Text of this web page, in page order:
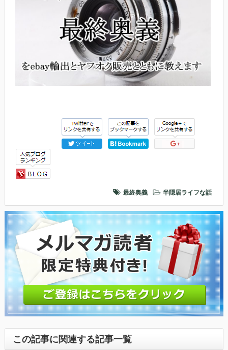
最終奥義 半隠居ライフな話
この記事に関連する記事一覧